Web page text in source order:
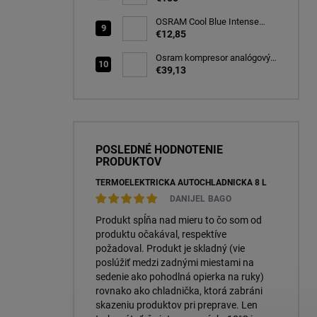
OSRAM Cool Blue Intense
(NEXT GEN) H7 PX26d 12V
(64210CBN-2HB)
€12,85
Osram kompresor analógový
s tesniacou hmotou opravná
€39,13
POSLEDNÉ HODNOTENIE
PRODUKTOV
TERMOELEKTRICKÁ AUTOCHLADNIČKA 8 L
DANIJEL BAGO
Produkt spĺňa nad mieru to čo som od
produktu očakával, respektíve
požadoval. Produkt je skladný (vie
poslúžiť medzi zadnými miestami na
sedenie ako pohodlná opierka na ruky)
rovnako ako chladnička, ktorá zabráni
skazeniu produktov pri preprave. Len